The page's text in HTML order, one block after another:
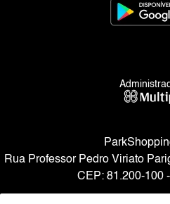
Rua Professor Pedro Viriato
CEP: 81.200-100